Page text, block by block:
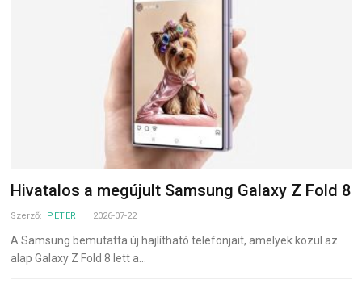
Hivatalos a megújult Samsung Galaxy Z Fold 8
Szerző: PÉTER 2026-07-22
A Samsung bemutatta új hajlítható telefonjait, amelyek közül az
alap Galaxy Z Fold 8 lett a…